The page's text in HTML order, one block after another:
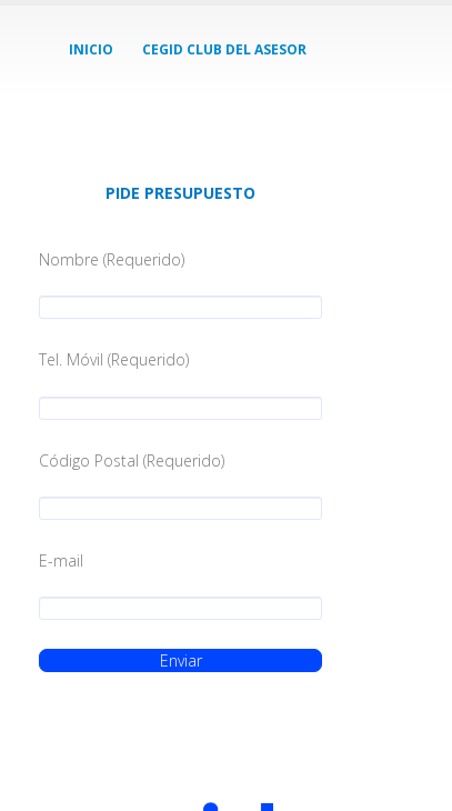
INICIO CEGID CLUB DEL ASESOR
PIDE PRESUPUESTO
Nombre (Requerido)
Tel. Móvil (Requerido)
Código Postal (Requerido)
E-mail